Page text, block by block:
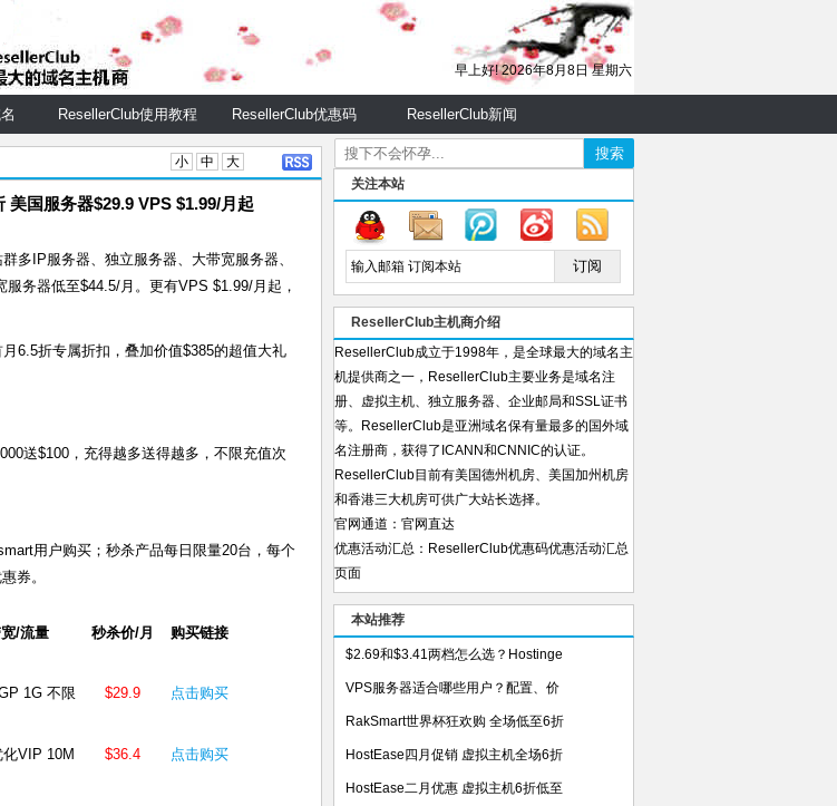
早上好!2026年8月8日 星期六
ResellerClub使用教程 ResellerClub优惠码 ResellerClub新闻
小 中 大
国服务器$29.9 VPS $1.99/月起
多IP服务器、独立服务器、大带宽服务器、
务器低至$44.5/月。更有VPS $1.99/月起，
6.5折专属折扣，叠加价值$385的超值大礼
送$100，充得越多送得越多，不限充值次
用户购买；秒杀产品每日限量20台，每个
券。
/流量 秒杀价/月 购买链接
1G 不限 $29.9 点击购买
化VIP 10M $36.4 点击购买
关注本站
ResellerClub主机商介绍
ResellerClub成立于1998年，是全球最大的域名主
机提供商之一，ResellerClub主要业务是域名注
册、虚拟主机、独立服务器、企业邮局和SSL证书
等。ResellerClub是亚洲域名保有量最多的国外域
名注册商，获得了ICANN和CNNIC的认证。
ResellerClub目前有美国德州机房、美国加州机房
和香港三大机房可供广大站长选择。
官网通道： 官网直达
优惠活动汇总： ResellerClub优惠码优惠活动汇总
页面
本站推荐
$2.69和$3.41两档怎么选？Hostinge
VPS服务器适合哪些用户？配置、价
RakSmart世界杯狂欢购 全场低至6折
HostEase四月促销 虚拟主机全场6折
HostEase二月优惠 虚拟主机6折低至